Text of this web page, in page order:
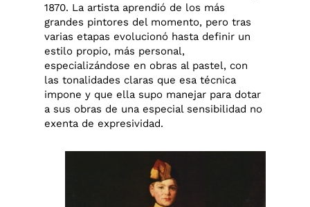
1870. La artista aprendió de los más
grandes pintores del momento, pero tras
varias etapas evolucionó hasta definir un
estilo propio, más personal,
especializándose en obras al pastel, con
las tonalidades claras que esa técnica
impone y que ella supo manejar para dotar
a sus obras de una especial sensibilidad no
exenta de expresividad.